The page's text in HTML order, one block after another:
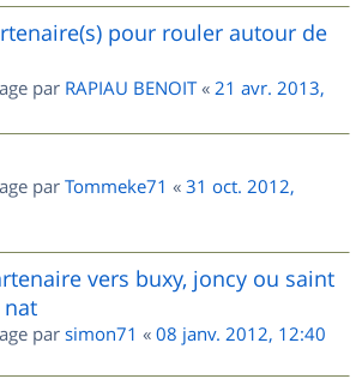
pour rouler autour de
par RAPIAU BENOIT« 21 avr. 2013,
par Tommeke71 « 31 oct. 2012,
vers buxy, joncy ou saint
nat
par simon71 « 08 janv. 2012, 12:40